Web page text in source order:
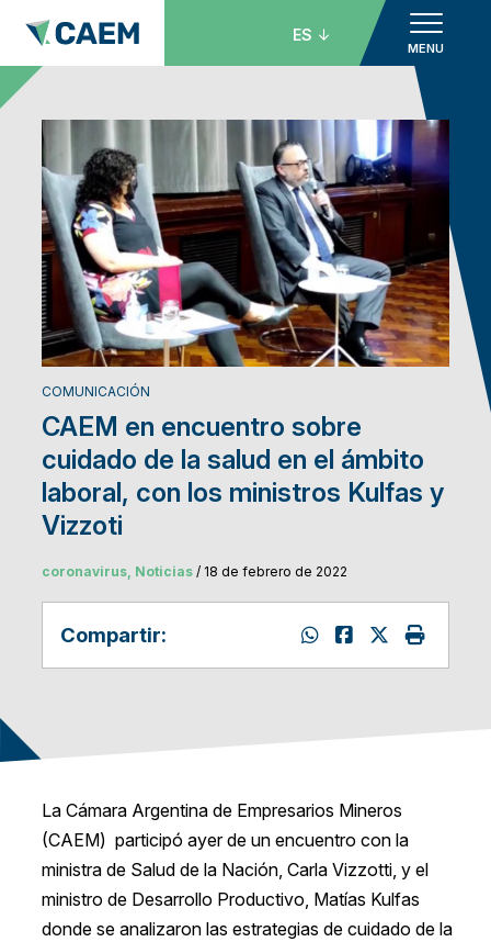
MENU
ES
COMUNICACIÓN
CAEM en encuentro sobre
cuidado de la salud en el ámbito
laboral, con los ministros Kulfas y
Vizzoti
coronavirus, Noticias/ 18 de febrero de 2022
Compartir:
La Cámara Argentina de Empresarios Mineros
(CAEM) participó ayer de un encuentro con la
ministra de Salud de la Nación, Carla Vizzotti, y el
ministro de Desarrollo Productivo, Matías Kulfas
donde se analizaron las estrategias de cuidado de la